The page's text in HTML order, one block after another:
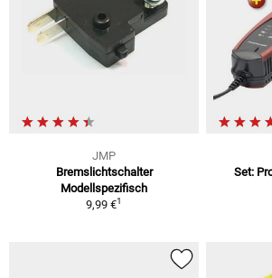
JMP
Bremslichtschalter
Modellspezifisch
9,99 €1
Set: